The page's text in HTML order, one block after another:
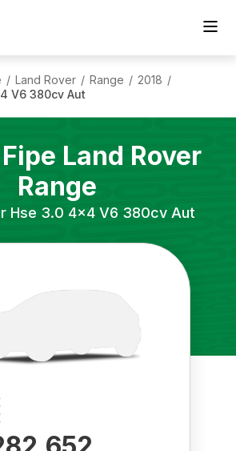
/ Land Rover / Range / 2018 /
V6 380cv Aut
Land Rover
Range
Hse 3.0 4x4 V6 380cv Aut